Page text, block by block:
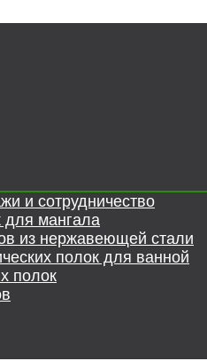
и сотрудничество
для мангала
из нержавеющей стали
полок для ванной
полок